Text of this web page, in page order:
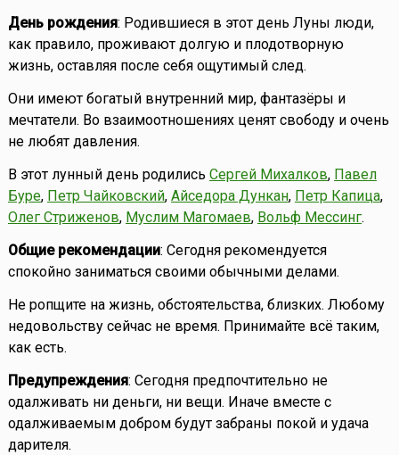
День рождения: Родившиеся в этот день Луны люди,
как правило, проживают долгую и плодотворную
жизнь, оставляя после себя ощутимый след.
Они имеют богатый внутренний мир, фантазёры и
мечтатели. Во взаимоотношениях ценят свободу и очень
не любят давления.
В этот лунный день родились Сергей Михалков, Павел
Буре, Петр Чайковский, Айседора Дункан, Петр Капица,
Олег Стриженов, Муслим Магомаев, Вольф Мессинг.
Общие рекомендации: Сегодня рекомендуется
спокойно заниматься своими обычными делами.
Не ропщите на жизнь, обстоятельства, близких. Любому
недовольству сейчас не время. Принимайте всё таким,
как есть.
Предупреждения: Сегодня предпочтительно не
одалживать ни деньги, ни вещи. Иначе вместе с
одалживаемым добром будут забраны покой и удача
дарителя.